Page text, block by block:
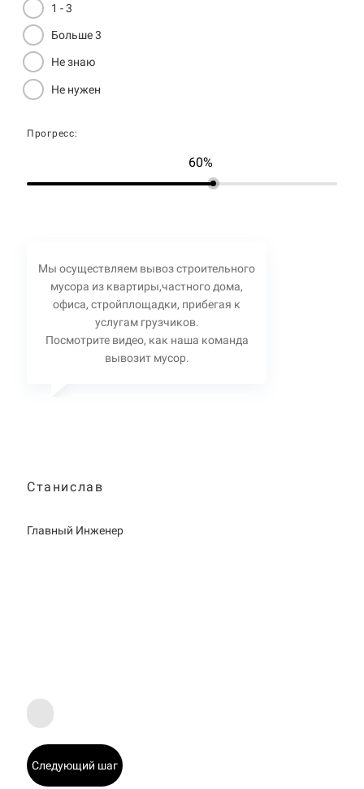
1 - 3
Больше 3
Не знаю
Не нужен
Прогресс:
60%
Мы осуществляем вывоз строительного
мусора из квартиры,частного дома,
офиса, стройплощадки, прибегая к
услугам грузчиков.
Посмотрите видео, как наша команда
вывозит мусор.
Станислав
Главный Инженер
Следующий шаг